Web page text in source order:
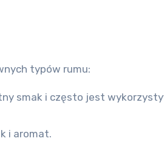
typów rumu:
smak i często jest
i aromat.